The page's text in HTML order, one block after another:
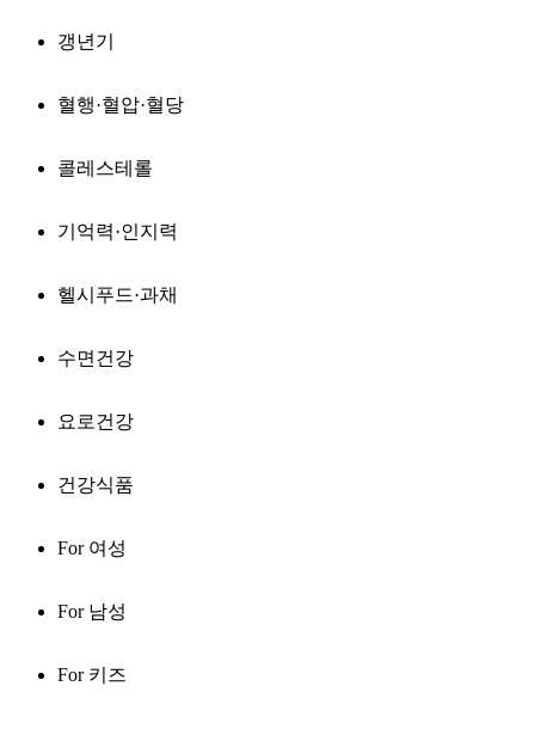
갱년기
혈행·혈압·혈당
콜레스테롤
기억력·인지력
헬시푸드·과채
수면건강
요로건강
건강식품
For 여성
For 남성
For 키즈